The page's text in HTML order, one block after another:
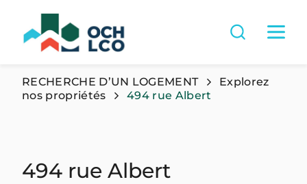
RECHERCHE D’UN LOGEMENT
Explorez
nos propriétés
494 rue Albert
494 rue Albert